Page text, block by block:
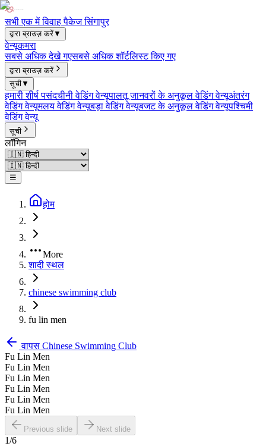
सभी एक में विवाह पैकेज सिंगापुर
द्वारा ब्राउज़ करें▼
वेन्यूकमरा
सबसे अधिक देखे गएसबसे अधिक शॉर्टलिस्ट किए गए
द्वारा ब्राउज़ करें
सूची▼
हमारी शीर्ष पसंदचीनी वेडिंग वेन्यूपालतू जानवरों के अनुकूल वेडिंग वेन्यूअंतरंग
वेडिंग वेन्यूमलय वेडिंग वेन्यूबड़ा वेडिंग वेन्यूबजट के अनुकूल वेडिंग वेन्यूपश्चिमी
वेडिंग वेन्यू
सूची
लॉगिन
☰
होम
More
शादी स्थल
chinese swimming club
fu lin men
वापस Chinese Swimming Club
Fu Lin Men
Fu Lin Men
Fu Lin Men
Fu Lin Men
Fu Lin Men
Fu Lin Men
Previous slide Next slide
1/6